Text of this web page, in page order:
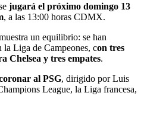
jugará el próximo domingo 13
, a las 13:00 horas CDMX.
un equilibrio: se han
la Liga de Campeones, con tres
Chelsea y tres empates.
al PSG, dirigido por Luis
League, la Liga francesa,